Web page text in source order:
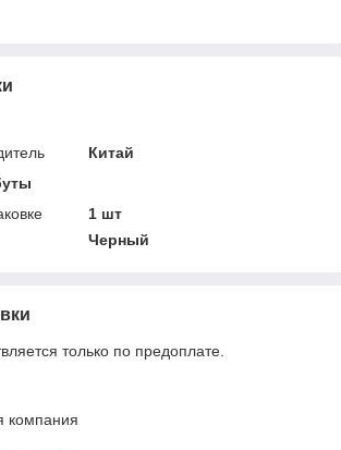
Китай
1 шт
Черный
только по предоплате.
компания